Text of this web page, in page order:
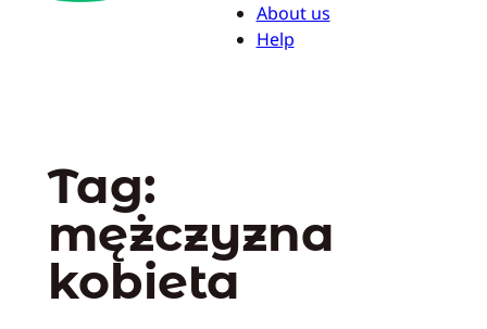
About us
Help
Tag:
mężczyzna
kobieta